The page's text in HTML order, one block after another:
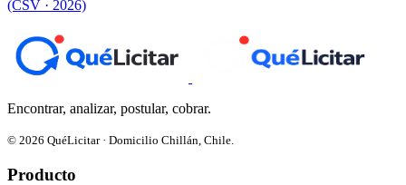
(CSV · 2026)
Encontrar, analizar, postular, cobrar.
© 2026 QuéLicitar · Domicilio Chillán, Chile.
Producto